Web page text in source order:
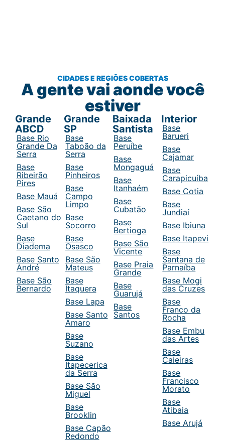
CIDADES E REGIÕES COBERTAS
A gente vai aonde você
estiver
Grande
ABCD
Base Rio
Grande Da
Serra
Base
Ribeirão
Pires
Base Mauá
Base São
Caetano do
Sul
Base
Diadema
Base Santo
André
Base São
Bernardo
Grande
SP
Base
Taboão da
Serra
Base
Pinheiros
Base
Campo
Limpo
Base
Socorro
Base
Osasco
Base São
Mateus
Base
Itaquera
Base Lapa
Base Santo
Amaro
Base
Suzano
Base
Itapecerica
da Serra
Base São
Miguel
Base
Brooklin
Base Capão
Redondo
Baixada
Santista
Base
Peruíbe
Base
Mongaguá
Base
Itanhaém
Base
Cubatão
Base
Bertioga
Base São
Vicente
Base Praia
Grande
Base
Guarujá
Base
Santos
Interior
Base
Barueri
Base
Cajamar
Base
Carapicuíba
Base Cotia
Base
Jundiaí
Base Ibiuna
Base Itapevi
Base
Santana de
Parnaíba
Base Mogi
das Cruzes
Base
Franco da
Rocha
Base Embu
das Artes
Base
Caieiras
Base
Francisco
Morato
Base
Atibaia
Base Arujá